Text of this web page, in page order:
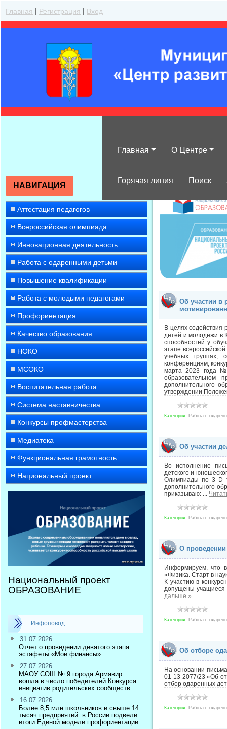
Главная | Регистрация | Вход
Главная О Центре
Горячая линия Поиск
НАВИГАЦИЯ
Аттестация педагогов
Всероссийская олимпиада
Инновационная деятельность
Работа с одаренными детьми
Повышение квалификации
Работа с молодыми педагогами
Профориентация
Качество образования
НОКО
МСОКО
Воспитательная работа
Система наставничества
Конкурсы профмастерства
Медиатека
Функциональная грамотность
Национальный проект
Национальный проект
ОБРАЗОВАНИЕ
Инфоповод
31.07.2026
Отчет о проведении девятого этапа
эстафеты «Мои финансы»
27.07.2026
МАОУ СОШ № 9 города Армавир
вошла в число победителей Конкурса
инициатив родительских сообществ
16.07.2026
Более 8,5 млн школьников и свыше 14
тысяч предприятий: в России подвели
итоги Единой модели профориентации
Об участии в
В целях содействия
детей и молодежи в
способностей у
этапе
учебных группах,
конференциям,
марта 2023 года №
образовательном
дополнительного
утверждении
Категория: Работа с
Об участии
Во исполнение
детского и
Олимпиады по 3 D
дополнительного
приказываю: ...
Категория: Работа с
О проведении
Информируем, что
«Физика. Старт в
К участию в
допущены учащиеся
дальше »
Категория: Работа с
Об отборе
На основании
01-13-2077/23 «Об
отбор одаренных
Категория: Работа с